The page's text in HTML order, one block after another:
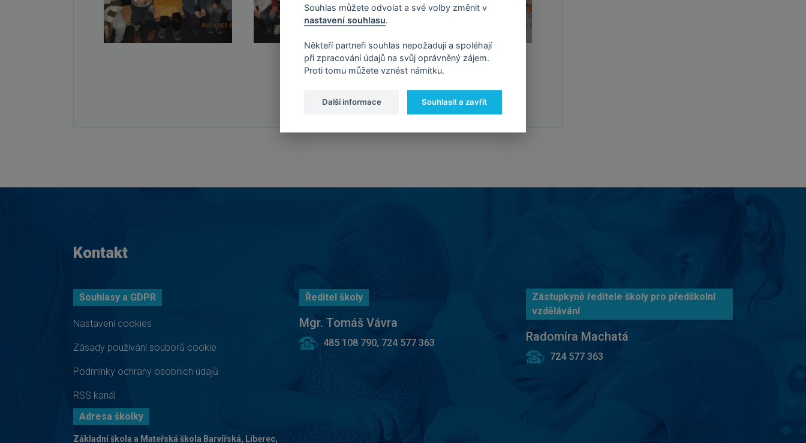
Kontakt
Souhlasy a GDPR
Nastavení cookies
Zásady používání souborů cookie
Podmínky ochrany osobních údajů
RSS kanál
Ředitel školy
Mgr. Tomáš Vávra
485 108 790, 724 577 363
Zástupkyně ředitele školy pro předškolní
vzdělávání
Radomíra Machatá
724 577 363
Adresa školky
Základní škola a Mateřská škola Barvířská, Liberec,
Souhlas můžete odvolat a své volby změnit v
nastavení souhlasu.
Někteří partneři souhlas nepožadují a spoléhají
při zpracování údajů na svůj oprávněný zájem.
Proti tomu můžete vznést námitku.
Další informace Souhlasit a zavřít